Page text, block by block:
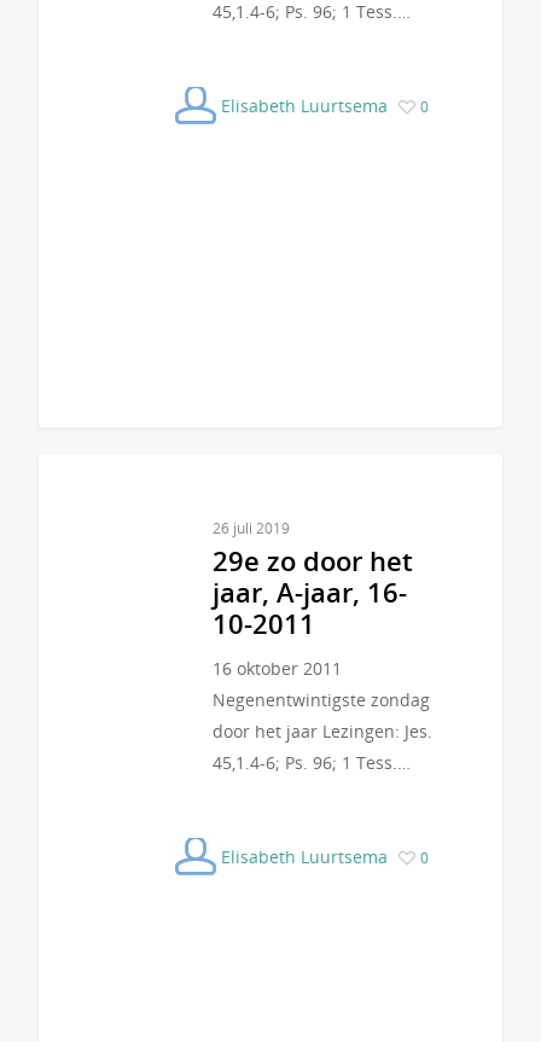
45,1.4-6; Ps. 96; 1 Tess.…
Elisabeth Luurtsema 0
26 juli 2019
29e zo door het
jaar, A-jaar, 16-
10-2011
16 oktober 2011
Negenentwintigste zondag
door het jaar Lezingen: Jes.
45,1.4-6; Ps. 96; 1 Tess.…
Elisabeth Luurtsema 0